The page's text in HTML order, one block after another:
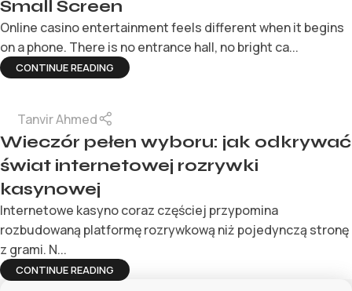
Small Screen
Online casino entertainment feels different when it begins
on a phone. There is no entrance hall, no bright ca...
CONTINUE READING
Tanvir Ahmed
Wieczór pełen wyboru: jak odkrywać
świat internetowej rozrywki
kasynowej
Internetowe kasyno coraz częściej przypomina
rozbudowaną platformę rozrywkową niż pojedynczą stronę
z grami. N...
CONTINUE READING